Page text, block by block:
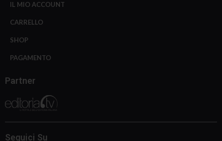
IL MIO ACCOUNT
CARRELLO
SHOP
PAGAMENTO
Partner
Seguici Su